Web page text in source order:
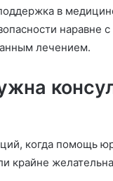
в
наравне с
лечением.
когда помощь
крайне